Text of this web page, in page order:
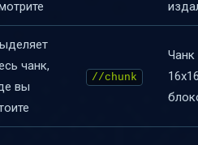
чанк,
вы
//chunk